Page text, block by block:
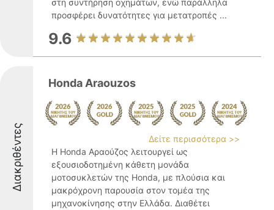
στη συντήρηση οχημάτων, ενώ παράλληλα
προσφέρει δυνατότητες για μετατροπές ...
9.6
Διακριθέντες
Ηοnda Araouzos
Δείτε περισσότερα >>
Η Honda Αραούζος λειτουργεί ως
εξουσιοδοτημένη κάθετη μονάδα
μοτοσυκλετών της Honda, με πλούσια και
μακρόχρονη παρουσία στον τομέα της
μηχανοκίνησης στην Ελλάδα. Διαθέτει